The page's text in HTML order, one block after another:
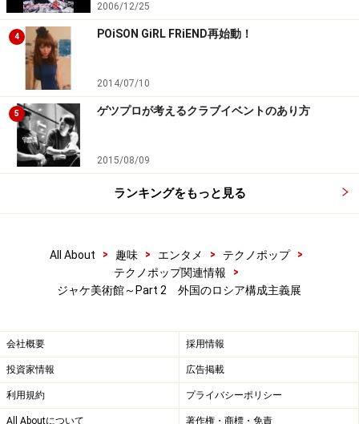
2006/12/25
4 POiSON GiRL FRiEND再始動！
2014/07/10
5 ゲツプロが考えるクラブイベントのあり方
2015/08/09
ランキングをもっと見る
All About > 趣味 > エンタメ > テクノポップ
>
テクノポップ関連情報
>
ジャケ美術館～Part 2 外国のロシア構成主義展
会社概要 採用情報
投資家情報 広告掲載
利用規約 プライバシーポリシー
All Aboutについて 著作権・商標・免責